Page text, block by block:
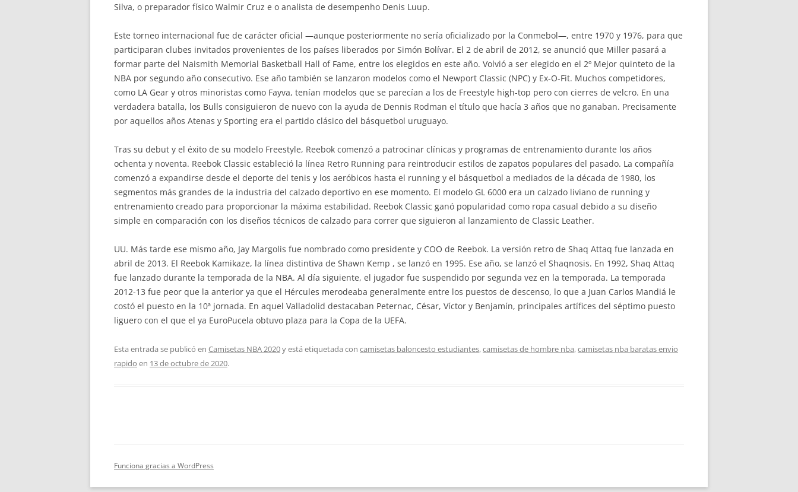
Silva, o preparador físico Walmir Cruz e o analista de desempenho Denis Luup.
Este torneo internacional fue de carácter oficial —aunque posteriormente no sería oficializado por la Conmebol—, entre 1970 y 1976, para que
participaran clubes invitados provenientes de los países liberados por Simón Bolívar. El 2 de abril de 2012, se anunció que Miller pasará a
formar parte del Naismith Memorial Basketball Hall of Fame, entre los elegidos en este año. Volvió a ser elegido en el 2º Mejor quinteto de la
NBA por segundo año consecutivo. Ese año también se lanzaron modelos como el Newport Classic (NPC) y Ex-O-Fit. Muchos competidores,
como LA Gear y otros minoristas como Fayva, tenían modelos que se parecían a los de Freestyle high-top pero con cierres de velcro. En una
verdadera batalla, los Bulls consiguieron de nuevo con la ayuda de Dennis Rodman el título que hacía 3 años que no ganaban. Precisamente
por aquellos años Atenas y Sporting era el partido clásico del básquetbol uruguayo.
Tras su debut y el éxito de su modelo Freestyle, Reebok comenzó a patrocinar clínicas y programas de entrenamiento durante los años
ochenta y noventa. Reebok Classic estableció la línea Retro Running para reintroducir estilos de zapatos populares del pasado. La compañía
comenzó a expandirse desde el deporte del tenis y los aeróbicos hasta el running y el básquetbol a mediados de la década de 1980, los
segmentos más grandes de la industria del calzado deportivo en ese momento. El modelo GL 6000 era un calzado liviano de running y
entrenamiento creado para proporcionar la máxima estabilidad. Reebok Classic ganó popularidad como ropa casual debido a su diseño
simple en comparación con los diseños técnicos de calzado para correr que siguieron al lanzamiento de Classic Leather.
UU. Más tarde ese mismo año, Jay Margolis fue nombrado como presidente y COO de Reebok. La versión retro de Shaq Attaq fue lanzada en
abril de 2013. El Reebok Kamikaze, la línea distintiva de Shawn Kemp , se lanzó en 1995. Ese año, se lanzó el Shaqnosis. En 1992, Shaq Attaq
fue lanzado durante la temporada de la NBA. Al día siguiente, el jugador fue suspendido por segunda vez en la temporada. La temporada
2012-13 fue peor que la anterior ya que el Hércules merodeaba generalmente entre los puestos de descenso, lo que a Juan Carlos Mandiá le
costó el puesto en la 10ª jornada. En aquel Valladolid destacaban Peternac, César, Víctor y Benjamín, principales artífices del séptimo puesto
liguero con el que el ya EuroPucela obtuvo plaza para la Copa de la UEFA.
Esta entrada se publicó en Camisetas NBA 2020y está etiquetada con camisetas baloncesto estudiantes,camisetas de hombre nba,camisetas nba baratas envio
rapido en 13 de octubre de 2020.
Funciona gracias a WordPress